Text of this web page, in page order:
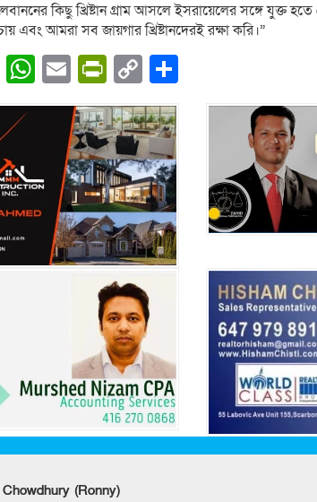
কিছু খ্রিষ্টান গ্রাম আসলে ইসরায়েলের সঙ্গে যুক্ত হতে
এবং আমরা সব জায়গার খ্রিষ্টানদেরই রক্ষা করি।”
Messenger
WhatsApp
EmailPrintFriendly
Copy
Link
(Ronny)